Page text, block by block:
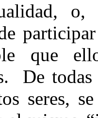
o,
que
De todas
seres,